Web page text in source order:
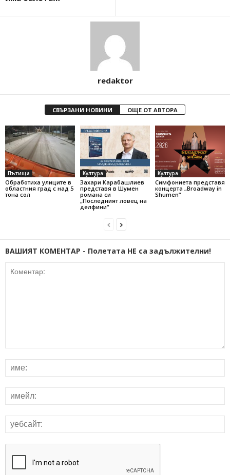
redaktor
СВЪРЗАНИ НОВИНИ ОЩЕ ОТ АВТОРА
Пътища
Обработиха улиците в
областния град с над 5
тона сол
Култура
Захари Карабашлиев
представя в Шумен
романа си
„Последният ловец на
делфини“
Култура
Симфониета представя
концерта „Broadway in
Shumen“
ВАШИЯТ КОМЕНТАР - Полетата НЕ са задължителни!